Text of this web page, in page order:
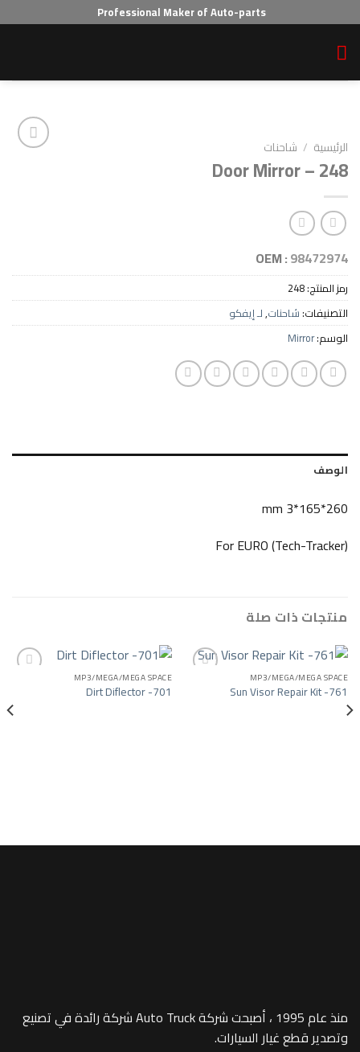
Professional Maker of Auto-parts
شاحنات
Door
OEM :
,لـ إيفكو
For EURO
صلة
Add to wishlist
MP3/
Sun Visor
to wishlist
MP3/MEGA/MEGA SPACE
Dirt Diflector -701
منذ عام 1995 ، أصبحت شركة Auto Truck شركة رائدة في تصنيع
غيار السيارات.